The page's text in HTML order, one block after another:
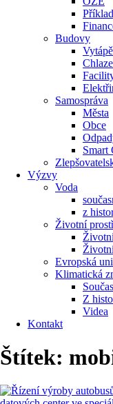
Budovy
Samospráva
Města
Obce
Smart
Výzvy
Voda
z
Životní
Evropská
Klimatická
Z
Videa
Kontakt
Štítek: